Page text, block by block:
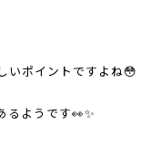
いポイントですよね😳
るようです👀✨